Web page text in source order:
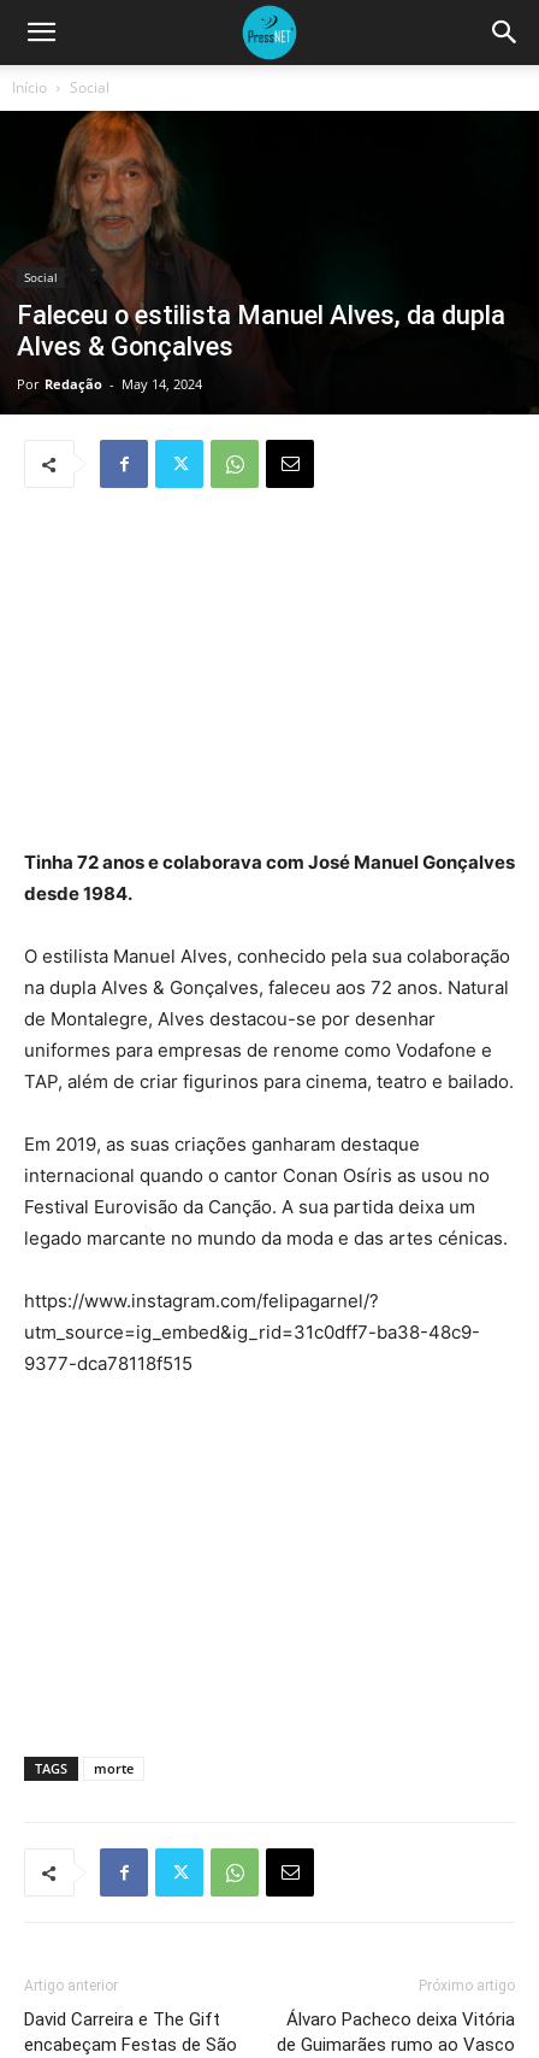
Início Social
Social
Faleceu o estilista Manuel Alves, da dupla
Alves & Gonçalves
Por Redação - May 14, 2024
Tinha 72 anos e colaborava com José Manuel Gonçalves
desde 1984.
O estilista Manuel Alves, conhecido pela sua colaboração
na dupla Alves & Gonçalves, faleceu aos 72 anos. Natural
de Montalegre, Alves destacou-se por desenhar
uniformes para empresas de renome como Vodafone e
TAP, além de criar figurinos para cinema, teatro e bailado.
Em 2019, as suas criações ganharam destaque
internacional quando o cantor Conan Osíris as usou no
Festival Eurovisão da Canção. A sua partida deixa um
legado marcante no mundo da moda e das artes cénicas.
https://www.instagram.com/felipagarnel/?
utm_source=ig_embed&ig_rid=31c0dff7-ba38-48c9-
9377-dca78118f515
TAGS morte
Artigo anterior
David Carreira e The Gift
encabeçam Festas de São
Próximo artigo
Álvaro Pacheco deixa Vitória
de Guimarães rumo ao Vasco